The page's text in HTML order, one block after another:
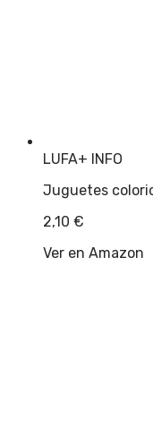
LUFA+ INFO
Juguetes
2,10 €
Ver en Amazon